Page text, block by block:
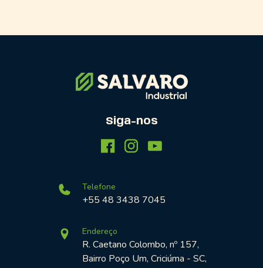
Siga-nos
Telefone
+55 48 3438 7045
Endereço
R. Caetano Colombo, nº 157,
Bairro Poço Um, Criciúma - SC,